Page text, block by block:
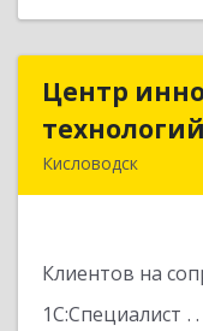
Центр
Кисловодск
Клиентов на
1С:Специалист